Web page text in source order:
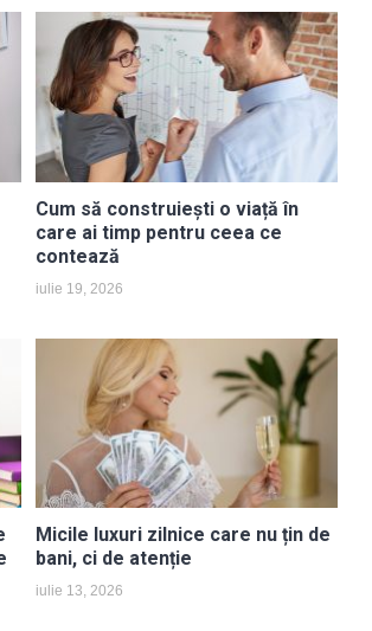
Cum să construiești o viață în
care ai timp pentru ceea ce
contează
iulie 19, 2026
Micile luxuri zilnice care nu țin de
bani, ci de atenție
iulie 13, 2026